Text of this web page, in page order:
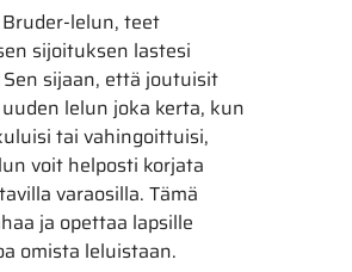
lelun, teet
sijoituksen lastesi
sijaan, että joutuisit
lelun joka kerta, kun
tai vahingoittuisi,
voit helposti korjata
varaosilla. Tämä
ja opettaa lapsille
omista leluistaan.